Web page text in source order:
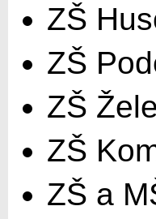
ZŠ
ZŠ
ZŠ
ZŠ
ZŠ a